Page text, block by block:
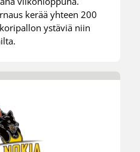
kerää yhteen 200
ystäviä niin